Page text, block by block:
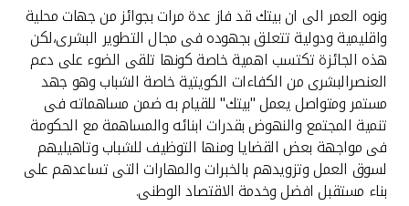
ونوه العمر الى ان بيتك قد فاز عدة مرات بجوائز من جهات محلية
واقليمية ودولية تتعلق بجهوده فى مجال التطوير البشرى،لكن
هذه الجائزة تكتسب اهمية خاصة كونها تلقى الضوء على دعم
العنصرالبشرى من الكفاءات الكويتية خاصة الشباب وهو جهد
مستمر ومتواصل يعمل "بيتك" للقيام به ضمن مساهماته فى
تنمية المجتمع والنهوض بقدرات ابنائه والمساهمة مع الحكومة
فى مواجهة بعض القضايا ومنها التوظيف للشباب وتاهيليهم
لسوق العمل وتزويدهم بالخبرات والمهارات التى تساعدهم على
بناء مستقبل افضل وخدمة الاقتصاد الوطنى.